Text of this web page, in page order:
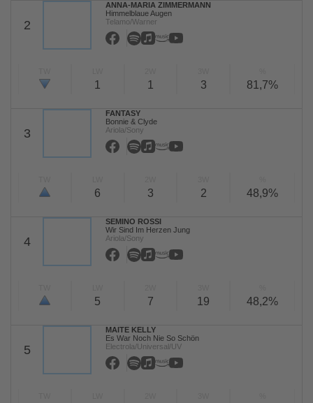
2
ANNA-MARIA ZIMMERMANN
Himmelblaue Augen
Telamo/Warner
1 1 3 81,7%
3
FANTASY
Bonnie & Clyde
Ariola/Sony
6 3 2 48,9%
4
SEMINO ROSSI
Wir Sind Im Herzen Jung
Ariola/Sony
5 7 19 48,2%
5
MAITE KELLY
Es War Noch Nie So Schön
Electrola/Universal/UV